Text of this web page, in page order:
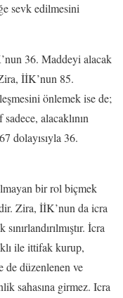
sevk edilmesini
36. Maddeyi alacak
İİK’nun 85.
önlemek ise de;
alacaklının
dolayısıyla 36.
bir rol biçmek
Zira, İİK’nun da icra
İcra
ile ittifak kurup,
de düzenlenen ve
sahasına girmez. Icra